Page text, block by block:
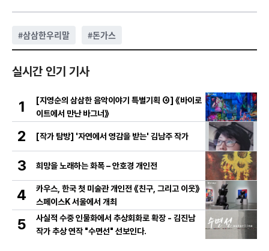
#삼삼한우리말 #돈가스
실시간 인기 기사
1
[지영순의 삼삼한 음악이야기 특별기획 ④] 《바이로
이트에서 만난 바그너》
2 [작가 탐방] '자연에서 영감을 받는' 김남주 작가
3 희망을 노래하는 화폭 – 안호경 개인전
4
카우스, 한국 첫 미술관 개인전 《친구, 그리고 이웃》
스페이스K 서울에서 개최
5
사실적 수중 인물화에서 추상회화로 확장 - 김진남
작가 추상 연작 "수면선" 선보인다.